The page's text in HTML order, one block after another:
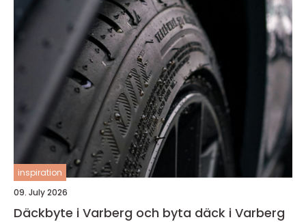
inspiration
09. July 2026
Däckbyte i Varberg och byta däck i Varberg